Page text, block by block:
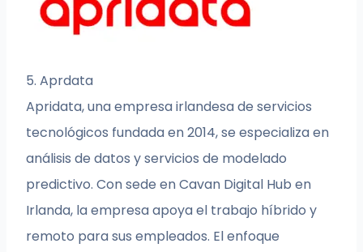
5. Aprdata
Apridata, una empresa irlandesa de servicios
tecnológicos fundada en 2014, se especializa en
análisis de datos y servicios de modelado
predictivo. Con sede en Cavan Digital Hub en
Irlanda, la empresa apoya el trabajo híbrido y
remoto para sus empleados. El enfoque